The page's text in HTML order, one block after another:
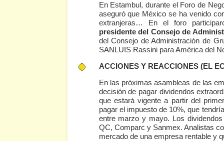
En Estambul, durante el Foro de
aseguró que México se ha venido
extranjeras… En el foro
presidente del Consejo de
del Consejo de Administración de
SANLUIS Rassini para América del
ACCIONES Y REACCIONES (EL
En las próximas asambleas de las
decisión de pagar dividendos
que estará vigente a partir del
pagar el impuesto de 10%, que
entre marzo y mayo. Los
QC, Comparc y Sanmex. Analistas
mercado de una empresa rentable y